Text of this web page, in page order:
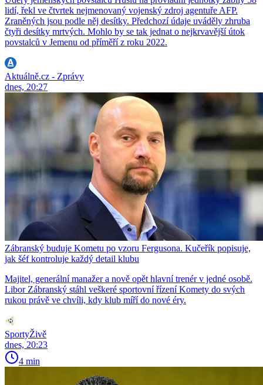
lidí, řekl ve čtvrtek nejmenovaný vojenský zdroj agentuře AFP.
Zraněných jsou podle něj desítky. Předchozí údaje uváděly zhruba
čtyři desítky mrtvých. Mohlo by se tak jednat o nejkrvavější útok
povstalců v Jemenu od příměří z roku 2022.
Aktuálně.cz - Zprávy
dnes, 20:27
Zábranský buduje Kometu po vzoru Fergusona. Kučeřík popisuje,
jak šéf kontroluje každý detail klubu
Majitel, generální manažer a nově opět hlavní trenér v jedné osobě.
Libor Zábranský stáhl veškeré sportovní řízení Komety do svých
rukou právě ve chvíli, kdy klub míří do nové éry.
SportyŽivě
dnes, 20:23
4 min